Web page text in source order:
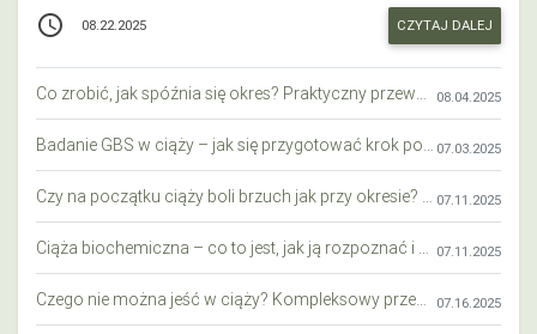
access_time 08.22.2025 CZYTAJ DALEJ
08.04.2025
07.03.2025
07.11.2025
07.11.2025
07.16.2025